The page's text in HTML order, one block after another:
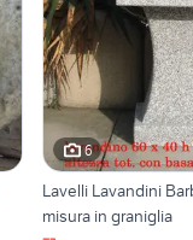
6
Lavelli Lavandini Barbecue su
misura in graniglia